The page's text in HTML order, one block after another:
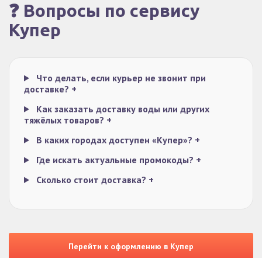
❓ Вопросы по сервису
Купер
Что делать, если курьер не звонит при
доставке? +
Как заказать доставку воды или других
тяжёлых товаров? +
В каких городах доступен «Купер»? +
Где искать актуальные промокоды? +
Сколько стоит доставка? +
Перейти к оформлению в Купер